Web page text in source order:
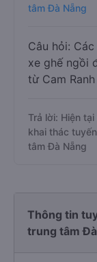
tâm Đà Nẵng
Câu hỏi:
xe ghế ngồi
từ Cam
Trả lời: Hiện
khai thác
tâm Đà Nẵng
Thông tin
trung tâm